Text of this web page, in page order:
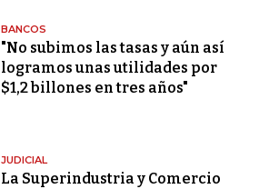
BANCOS
"No subimos las tasas y aún así
logramos unas utilidades por
$1,2 billones en tres años"
JUDICIAL
La Superindustria y Comercio